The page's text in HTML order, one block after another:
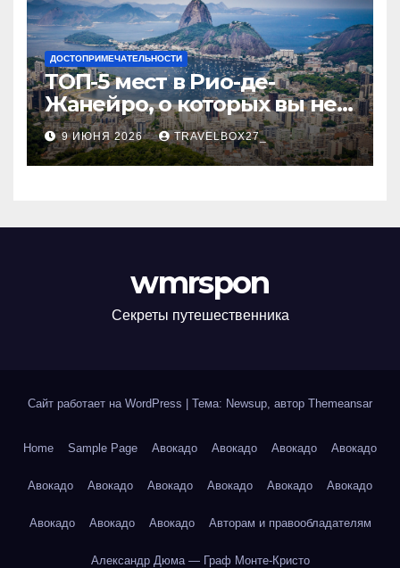
ДОСТОПРИМЕЧАТЕЛЬНОСТИ
ТОП-5 мест в Рио-де-
Жанейро, о которых вы не
знали
9 ИЮНЯ 2026 TRAVELBOX27_
wmrspon
Секреты путешественника
Сайт работает на WordPress Тема: Newsup, автор Themeansar
Home Sample Page Авокадо Авокадо Авокадо Авокадо
Авокадо Авокадо Авокадо Авокадо Авокадо Авокадо
Авокадо Авокадо Авокадо Авторам и правообладателям
Александр Дюма — Граф Монте-Кристо